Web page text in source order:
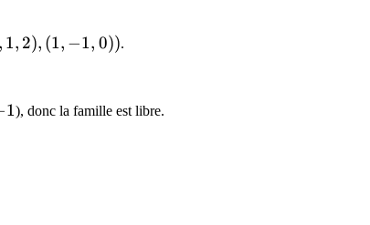
, 1, 2), (1, −1, 0)).
1), donc la famille est libre.